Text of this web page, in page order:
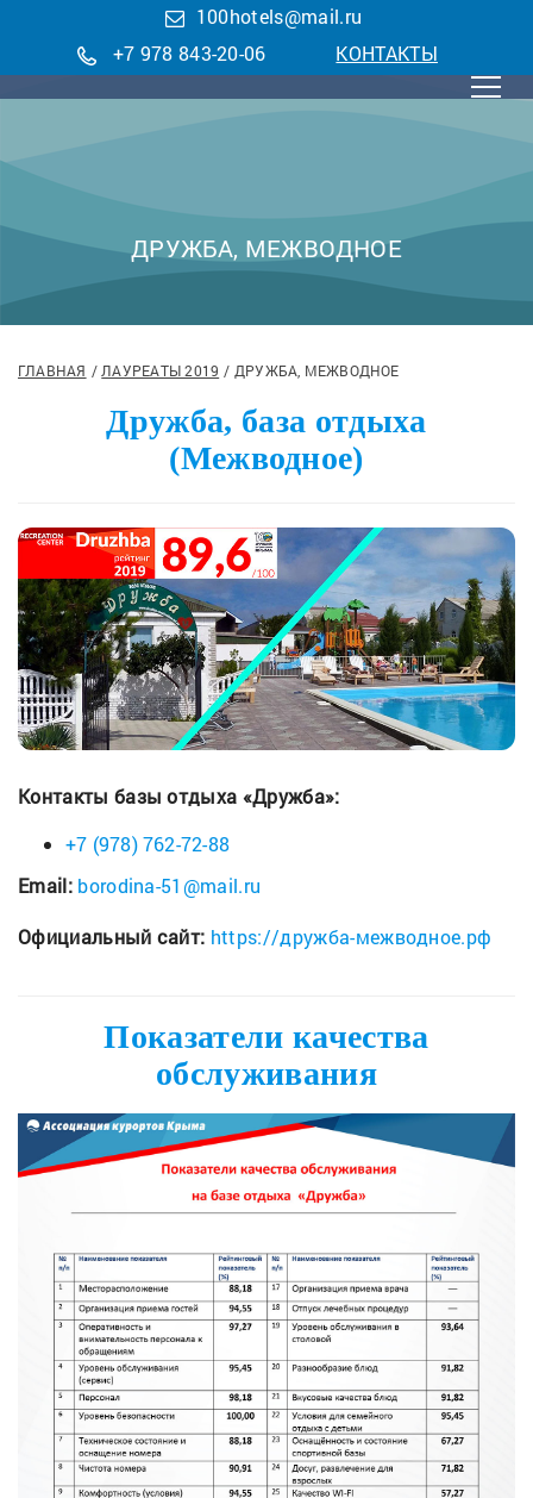
100hotels@mail.ru
+7 978 843-20-06
КОНТАКТЫ
ДРУЖБА, МЕЖВОДНОЕ
ГЛАВНАЯ ЛАУРЕАТЫ 2019 ДРУЖБА, МЕЖВОДНОЕ
Дружба, база отдыха
(Межводное)
Контакты базы отдыха «Дружба»:
+7 (978) 762-72-88
Email: borodina-51@mail.ru
Официальный сайт: https://дружба-межводное.рф
Показатели качества
обслуживания